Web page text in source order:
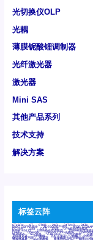
光切换仪OLP
光耦
薄膜铌酸锂调制器
光纤激光器
激光器
Mini SAS
其他产品系列
技术支持
解决方案
标签云阵
6Tx6Rx 8T 8T8R 24R 24T24R 24Tx
800G OSFP光模块 AD7606国产替代 AFBR-
DC~4M DSS DTS DVS GYMB光纤连接器
HFBR-4513Z J599A6光纤连接器 J599A8光电连接
QSFP+ QSFP28 QSFP28 100G光模块 QSFP28
SFP MSA SFP笼座 Z-BLOCK 万兆交换机 交换
光纤激光器 光纤跳线 光纤连接器 光耦 全国产
微型波分复用器 探测器 收发模块光学引擎组件 机